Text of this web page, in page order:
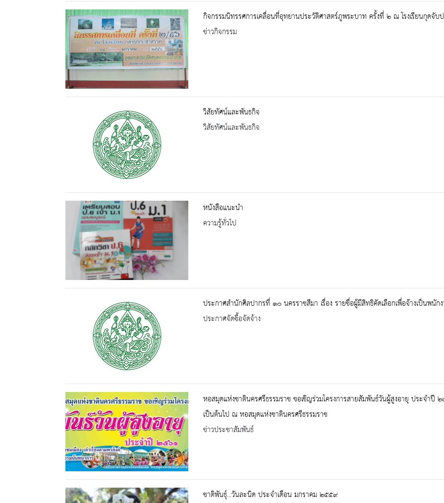
กิจกรรมนิทรรศการเคลื่อนที่อุทยานประวัติศาสตร์ภูพระบาท ครั้งที่ ๒ ณ โรงเรียนกุดจับ
ข่าวกิจกรรม
วิสัยทัศน์และพันธกิจ
วิสัยทัศน์และพันธกิจ
หนังสือแนะนำ
ความรู้ทั่วไป
ประกาศสำนักศิลปากรที่ ๑๐ นครราชสีมา เรื่อง รายชื่อผู้มีสิทธิคัดเลือกเพื่อจ้างเป็นพ
ประกาศจัดซื้อจัดจ้าง
หอสมุดแห่งชาตินครศรีธรรมราช ขอเชิญร่วมโครงการสายสัมพันธ์วันผู้สูงอายุ ประจ
เป็นต้นไป ณ หอสมุดแห่งชาตินครศรีธรรมราช
ข่าวประชาสัมพันธ์
ชาติพันธุ์...วันละนิด ประจำเดือน มกราคม ๒๕๕๙